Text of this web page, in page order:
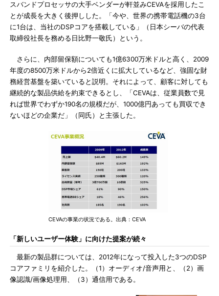
スバンドプロセッサの大手ベンダーが軒並みCEVAを採用したこ
とが成長を大きく後押しした。「今や、世界の携帯電話機の3台
に1台は、当社のDSPコアを搭載している」（日本シーバの代表
取締役社長を務める日比野一敬氏）という。
さらに、内部留保額についても1億6300万米ドルと高く、2009
年度の8500万米ドルから2倍近くに拡大しているなど、強固な財
務経営基盤を築いていると説明。それによって、顧客に対しても
継続的な製品供給を約束できるとし、「CEVAは、従業員数で見
れば世界でわずか190名の規模だが、1000億円あっても買収でき
ないほどの企業だ」（同氏）と主張した。
CEVAの事業の状況である。出典：CEVA
「新しいユーザー体験」に向けた提案が続々
最新の製品群については、2012年になって投入した3つのDSP
コアファミリを紹介した。（1）オーディオ/音声用と、（2）画
像認識/画像処理用、（3）通信用である。